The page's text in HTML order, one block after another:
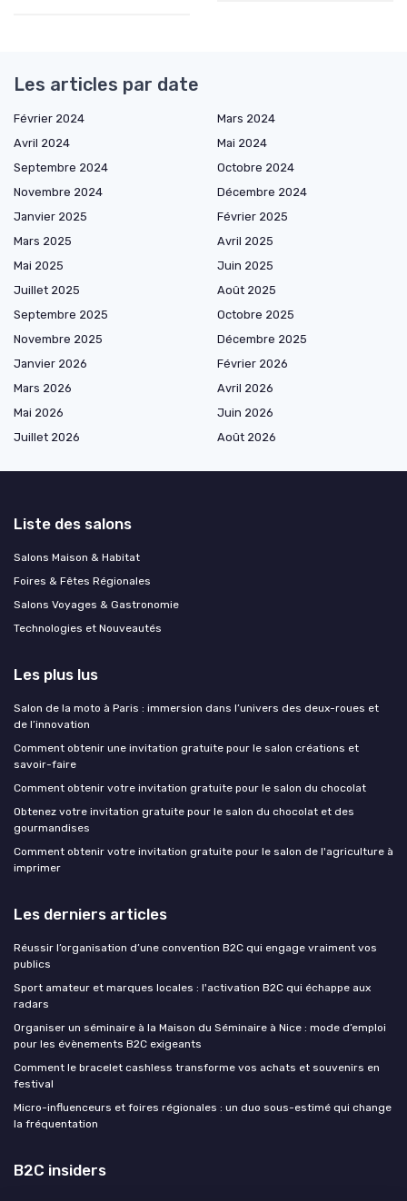
Les articles par date
Février 2024
Mars 2024
Avril 2024
Mai 2024
Septembre 2024
Octobre 2024
Novembre 2024
Décembre 2024
Janvier 2025
Février 2025
Mars 2025
Avril 2025
Mai 2025
Juin 2025
Juillet 2025
Août 2025
Septembre 2025
Octobre 2025
Novembre 2025
Décembre 2025
Janvier 2026
Février 2026
Mars 2026
Avril 2026
Mai 2026
Juin 2026
Juillet 2026
Août 2026
Liste des salons
Salons Maison & Habitat
Foires & Fêtes Régionales
Salons Voyages & Gastronomie
Technologies et Nouveautés
Les plus lus
Salon de la moto à Paris : immersion dans l’univers des deux-roues et
de l’innovation
Comment obtenir une invitation gratuite pour le salon créations et
savoir-faire
Comment obtenir votre invitation gratuite pour le salon du chocolat
Obtenez votre invitation gratuite pour le salon du chocolat et des
gourmandises
Comment obtenir votre invitation gratuite pour le salon de l'agriculture à
imprimer
Les derniers articles
Réussir l’organisation d’une convention B2C qui engage vraiment vos
publics
Sport amateur et marques locales : l'activation B2C qui échappe aux
radars
Organiser un séminaire à la Maison du Séminaire à Nice : mode d’emploi
pour les évènements B2C exigeants
Comment le bracelet cashless transforme vos achats et souvenirs en
festival
Micro-influenceurs et foires régionales : un duo sous-estimé qui change
la fréquentation
B2C insiders